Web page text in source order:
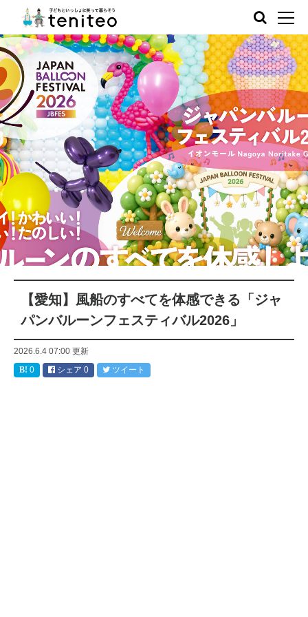
【愛知】風船のすべてを体感できる「ジャ
パンバルーンフェスティバル2026」
2026.6.4 07:00 更新
0
シェア 0 ツイート